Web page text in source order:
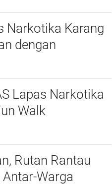
Narkotika Karang
dengan
Lapas Narkotika
Walk
Rutan Rantau
Warga